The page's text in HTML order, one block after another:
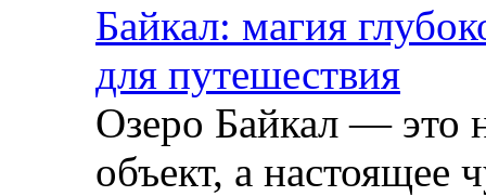
Байкал: магия
для путешествия
Озеро Байкал — это
объект, а настоящее